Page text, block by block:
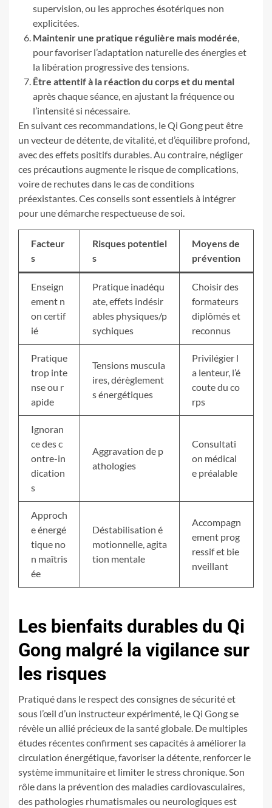
supervision, ou les approches ésotériques non
explicitées.
Maintenir une pratique régulière mais modérée,
pour favoriser l’adaptation naturelle des énergies et
la libération progressive des tensions.
Être attentif à la réaction du corps et du mental
après chaque séance, en ajustant la fréquence ou
l’intensité si nécessaire.
En suivant ces recommandations, le Qi Gong peut être
un vecteur de détente, de vitalité, et d’équilibre profond,
avec des effets positifs durables. Au contraire, négliger
ces précautions augmente le risque de complications,
voire de rechutes dans le cas de conditions
préexistantes. Ces conseils sont essentiels à intégrer
pour une démarche respectueuse de soi.
Facteur
s
Risques potentiel
s
Moyens de
prévention
Enseign
ement n
on certif
ié
Pratique inadéqu
ate, effets indésir
ables physiques/p
sychiques
Choisir des
formateurs
diplômés et
reconnus
Pratique
trop inte
nse ou r
apide
Tensions muscula
ires, dérèglement
s énergétiques
Privilégier l
a lenteur, l’é
coute du co
rps
Ignoran
ce des c
ontre-in
dication
s
Aggravation de p
athologies
Consultati
on médical
e préalable
Approch
e énergé
tique no
n maîtris
ée
Déstabilisation é
motionnelle, agita
tion mentale
Accompagn
ement prog
ressif et bie
nveillant
Les bienfaits durables du Qi
Gong malgré la vigilance sur
les risques
Pratiqué dans le respect des consignes de sécurité et
sous l’œil d’un instructeur expérimenté, le Qi Gong se
révèle un allié précieux de la santé globale. De multiples
études récentes confirment ses capacités à améliorer la
circulation énergétique, favoriser la détente, renforcer le
système immunitaire et limiter le stress chronique. Son
rôle dans la prévention des maladies cardiovasculaires,
des pathologies rhumatismales ou neurologiques est